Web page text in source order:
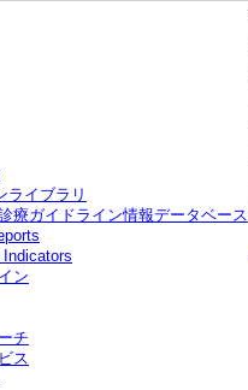
ライブラリ
療ガイドライン情報データベース
ン
チ
ス